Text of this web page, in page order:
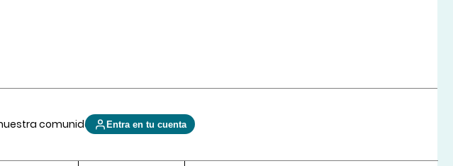
comunidad Entra en tu cuenta